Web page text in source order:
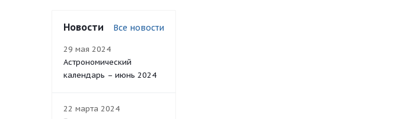
Новости Все новости
29 мая 2024
Астрономический
календарь – июнь 2024
22 марта 2024